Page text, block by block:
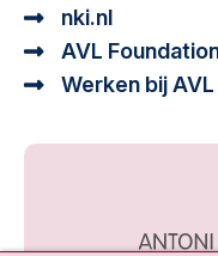
nki.nl
AVL
Werken bij AVL